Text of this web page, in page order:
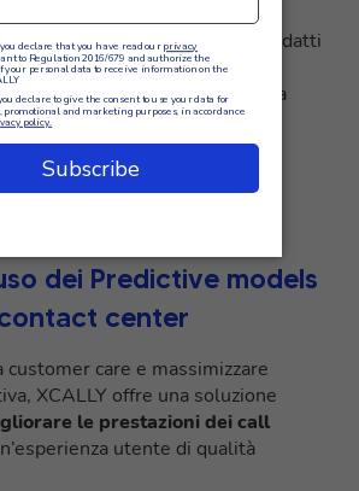
modelli di machine learning più adatti
i modelli prima della
nei processi decisionali e
e migliorare continuamente le
dei Predictive models
center
care e massimizzare
XCALLY offre una soluzione
le prestazioni dei call
utente di qualità